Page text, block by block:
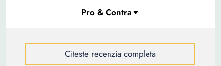
Citeste recenzia completa